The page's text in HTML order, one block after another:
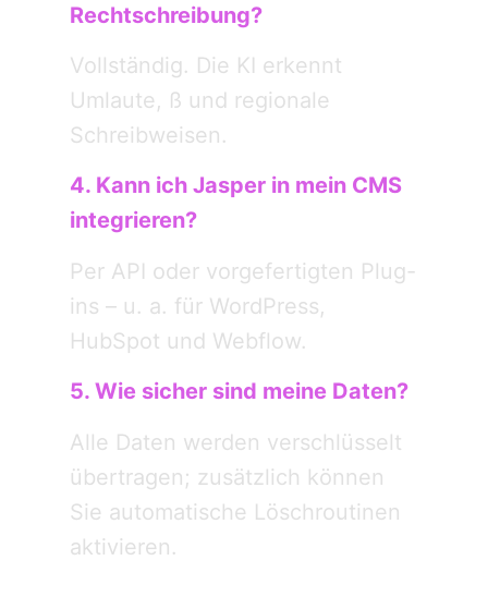
Rechtschreibung?
Vollständig. Die KI erkennt
Umlaute, ß und regionale
Schreibweisen.
4. Kann ich Jasper in mein CMS
integrieren?
Per API oder vorgefertigten Plug-
ins – u. a. für WordPress,
HubSpot und Webflow.
5. Wie sicher sind meine Daten?
Alle Daten werden verschlüsselt
übertragen; zusätzlich können
Sie automatische Löschroutinen
aktivieren.